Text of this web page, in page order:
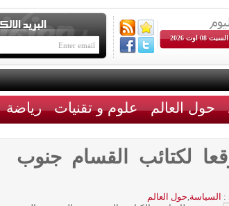
08 اوت 2026
حول العالم علوم و تقنيات رياضة
لكتائب القسام جنوب
: السياسة,حول العالم